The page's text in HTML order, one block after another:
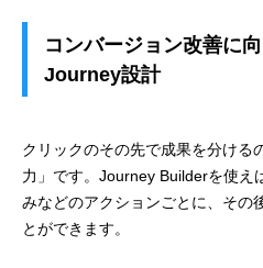
コンバージョン改善に
Journey設計
クリックのその先で成果を分ける
力」です。Journey Builderを使え
みなどのアクションごとに、その
とができます。